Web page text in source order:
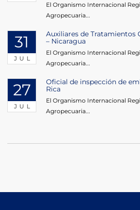
El Organismo Internacional
Agropecuaria...
31
JUL
Auxiliares de Tratamientos
– Nicaragua
El Organismo Internacional
Agropecuaria...
27
JUL
Oficial de inspección de
Rica
El Organismo Internacional
Agropecuaria...